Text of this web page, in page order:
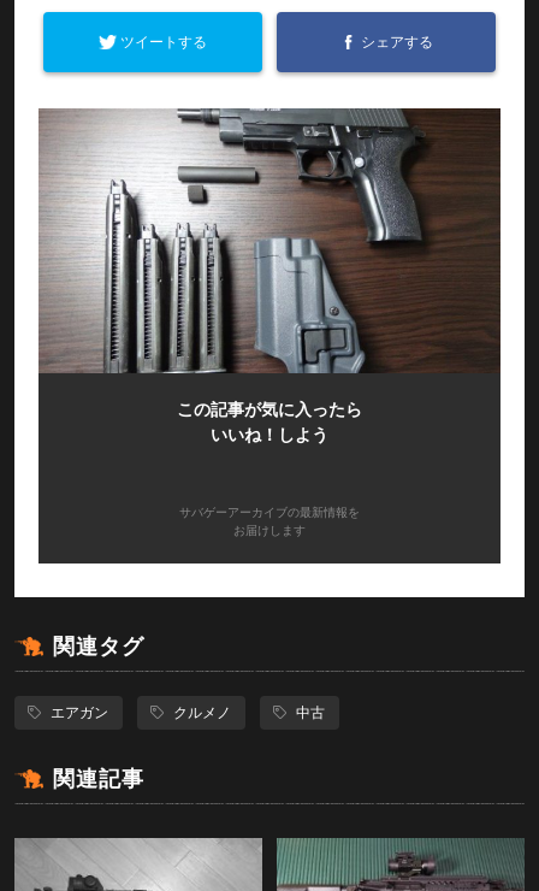
ツイートする シェアする
この記事が気に入ったら
いいね！しよう
サバゲーアーカイブの最新情報を
お届けします
関連タグ
エアガン クルメノ 中古
関連記事